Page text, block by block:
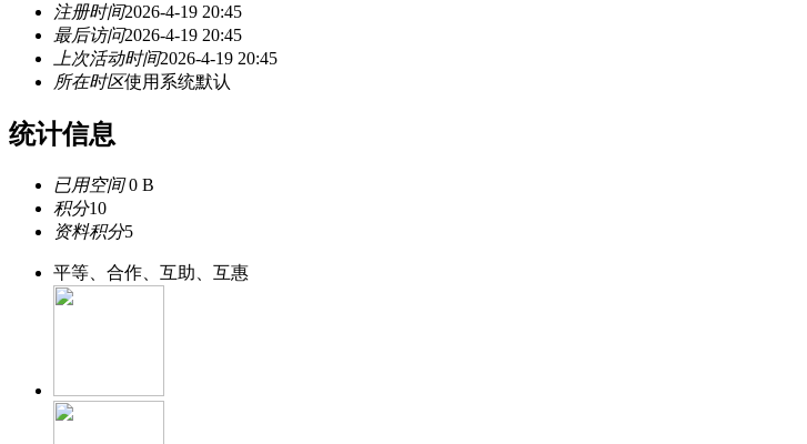
注册时间2026-4-19 20:45
最后访问2026-4-19 20:45
上次活动时间2026-4-19 20:45
所在时区使用系统默认
统计信息
已用空间0 B
积分10
资料积分5
平等、合作、互助、互惠